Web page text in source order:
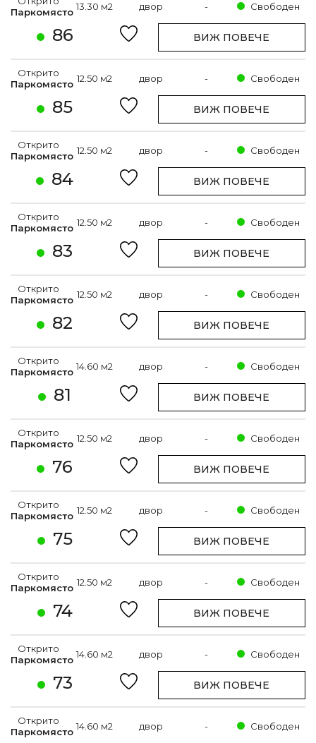
86
Паркомясто 13.30 м2 двор - Свободен
ВИЖ ПОВЕЧЕ
85
Открито
Паркомясто 12.50 м2 двор - Свободен
ВИЖ ПОВЕЧЕ
84
Открито
Паркомясто 12.50 м2 двор - Свободен
ВИЖ ПОВЕЧЕ
83
Открито
Паркомясто 12.50 м2 двор - Свободен
ВИЖ ПОВЕЧЕ
82
Открито
Паркомясто 12.50 м2 двор - Свободен
ВИЖ ПОВЕЧЕ
81
Открито
Паркомясто 14.60 м2 двор - Свободен
ВИЖ ПОВЕЧЕ
76
Открито
Паркомясто 12.50 м2 двор - Свободен
ВИЖ ПОВЕЧЕ
75
Открито
Паркомясто 12.50 м2 двор - Свободен
ВИЖ ПОВЕЧЕ
74
Открито
Паркомясто 12.50 м2 двор - Свободен
ВИЖ ПОВЕЧЕ
73
Открито
Паркомясто 14.60 м2 двор - Свободен
ВИЖ ПОВЕЧЕ
Открито
Паркомясто 14.60 м2 двор - Свободен